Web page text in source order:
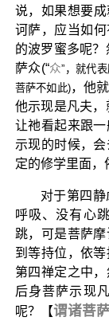
说，如果想要
诃萨，应当如
的波罗蜜多呢
萨众(“众”，就代
菩萨不如此)，他
他示现是凡夫，
让祂看起来跟一
示现的时候，
定的修学里面，
对于第四
呼吸、没有心
跳，可是菩萨
到等持位，依
第四禅定之中
后身菩萨示现
呢？【谓诸菩